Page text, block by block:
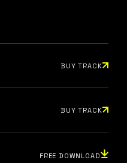
BUY TRACK
BUY TRACK
FREE DOWNLOAD